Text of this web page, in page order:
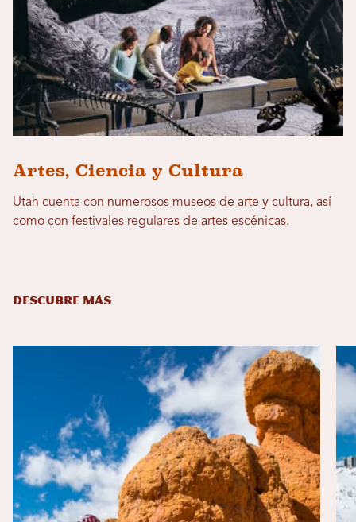
Artes, Ciencia y Cultura
Utah cuenta con numerosos museos de arte y cultura, así
como con festivales regulares de artes escénicas.
DESCUBRE MÁS